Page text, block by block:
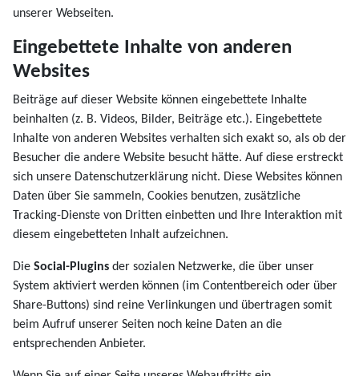
unserer Webseiten.
Eingebettete Inhalte von anderen
Websites
Beiträge auf dieser Website können eingebettete Inhalte
beinhalten (z. B. Videos, Bilder, Beiträge etc.). Eingebettete
Inhalte von anderen Websites verhalten sich exakt so, als ob der
Besucher die andere Website besucht hätte. Auf diese erstreckt
sich unsere Datenschutzerklärung nicht. Diese Websites können
Daten über Sie sammeln, Cookies benutzen, zusätzliche
Tracking-Dienste von Dritten einbetten und Ihre Interaktion mit
diesem eingebetteten Inhalt aufzeichnen.
Die Social-Plugins der sozialen Netzwerke, die über unser
System aktiviert werden können (im Contentbereich oder über
Share-Buttons) sind reine Verlinkungen und übertragen somit
beim Aufruf unserer Seiten noch keine Daten an die
entsprechenden Anbieter.